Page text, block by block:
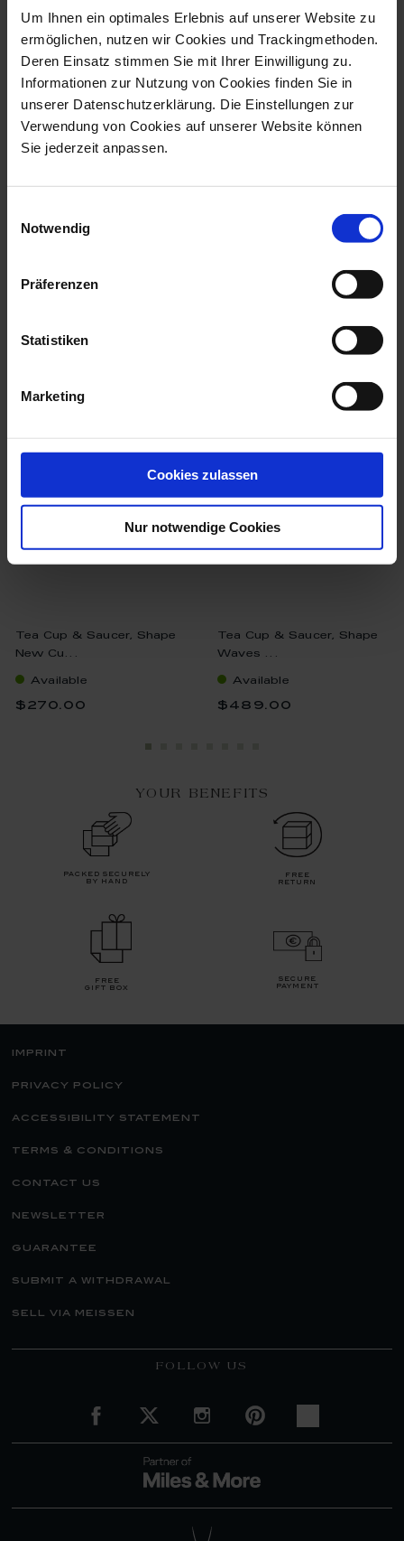
Um Ihnen ein optimales Erlebnis auf unserer Website zu
ermöglichen, nutzen wir Cookies und Trackingmethoden.
Deren Einsatz stimmen Sie mit Ihrer Einwilligung zu.
Informationen zur Nutzung von Cookies finden Sie in
unserer Datenschutzerklärung. Die Einstellungen zur
Verwendung von Cookies auf unserer Website können
Sie jederzeit anpassen.
Notwendig
Präferenzen
Statistiken
Marketing
Cookies zulassen
Nur notwendige Cookies
Dinner Plate, Small,
Available
Starter- And Dessert
we think you’ll like these
Tea Cup & Saucer, Shape
New Cu...
Available
$270.00
Tea Cup & Saucer, Shape
Waves ...
Available
$489.00
YOUR BENEFITS
packed securely
by hand
free
return
free
gift box
secure
payment
imprint
privacy policy
accessibility statement
terms & conditions
contact us
newsletter
guarantee
submit a withdrawal
sell via meissen
FOLLOW US